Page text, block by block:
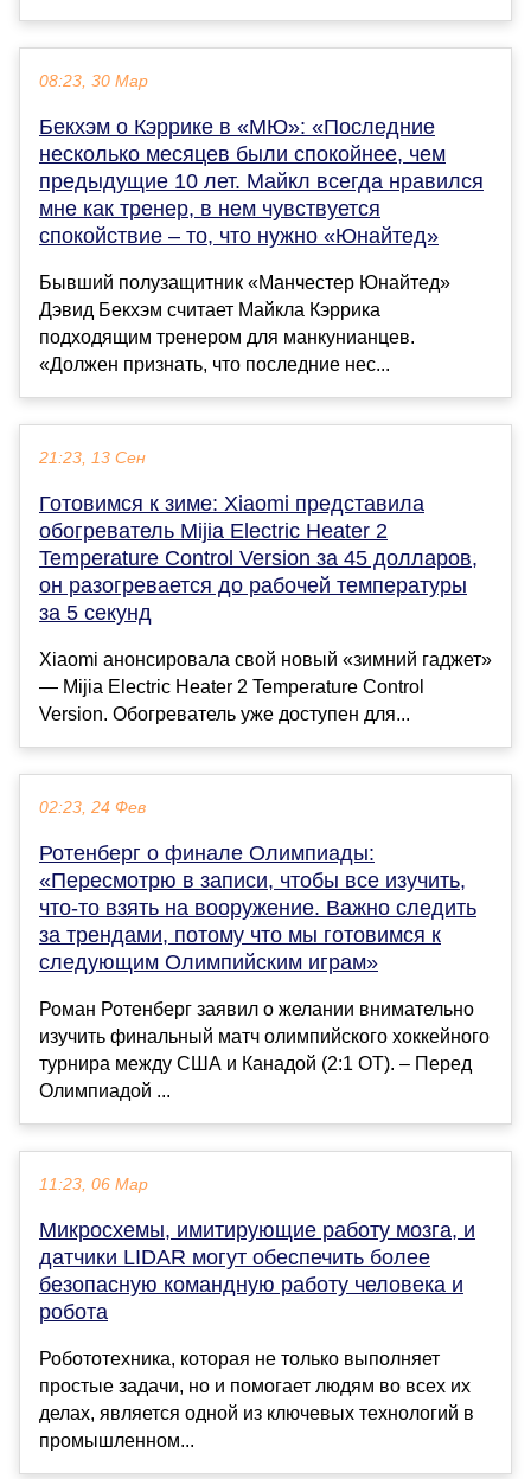
08:23, 30 Мар
Бекхэм о Кэррике в «МЮ»: «Последние
несколько месяцев были спокойнее, чем
предыдущие 10 лет. Майкл всегда нравился
мне как тренер, в нем чувствуется
спокойствие – то, что нужно «Юнайтед»
Бывший полузащитник «Манчестер Юнайтед»
Дэвид Бекхэм считает Майкла Кэррика
подходящим тренером для манкунианцев.
«Должен признать, что последние нес...
21:23, 13 Сен
Готовимся к зиме: Xiaomi представила
обогреватель Mijia Electric Heater 2
Temperature Control Version за 45 долларов,
он разогревается до рабочей температуры
за 5 секунд
Xiaomi анонсировала свой новый «зимний гаджет»
— Mijia Electric Heater 2 Temperature Control
Version. Обогреватель уже доступен для...
02:23, 24 Фев
Ротенберг о финале Олимпиады:
«Пересмотрю в записи, чтобы все изучить,
что-то взять на вооружение. Важно следить
за трендами, потому что мы готовимся к
следующим Олимпийским играм»
Роман Ротенберг заявил о желании внимательно
изучить финальный матч олимпийского хоккейного
турнира между США и Канадой (2:1 ОТ). – Перед
Олимпиадой ...
11:23, 06 Мар
Микросхемы, имитирующие работу мозга, и
датчики LIDAR могут обеспечить более
безопасную командную работу человека и
робота
Робототехника, которая не только выполняет
простые задачи, но и помогает людям во всех их
делах, является одной из ключевых технологий в
промышленном...